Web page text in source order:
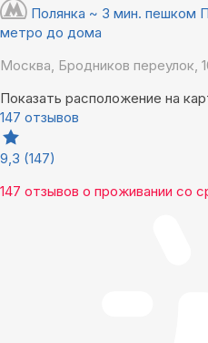
Полянка ~ 3 мин. пешком
метро до дома
Москва, Бродников переулок,
Показать расположение на
147 отзывов
9,3 (147)
147 отзывов о проживании со